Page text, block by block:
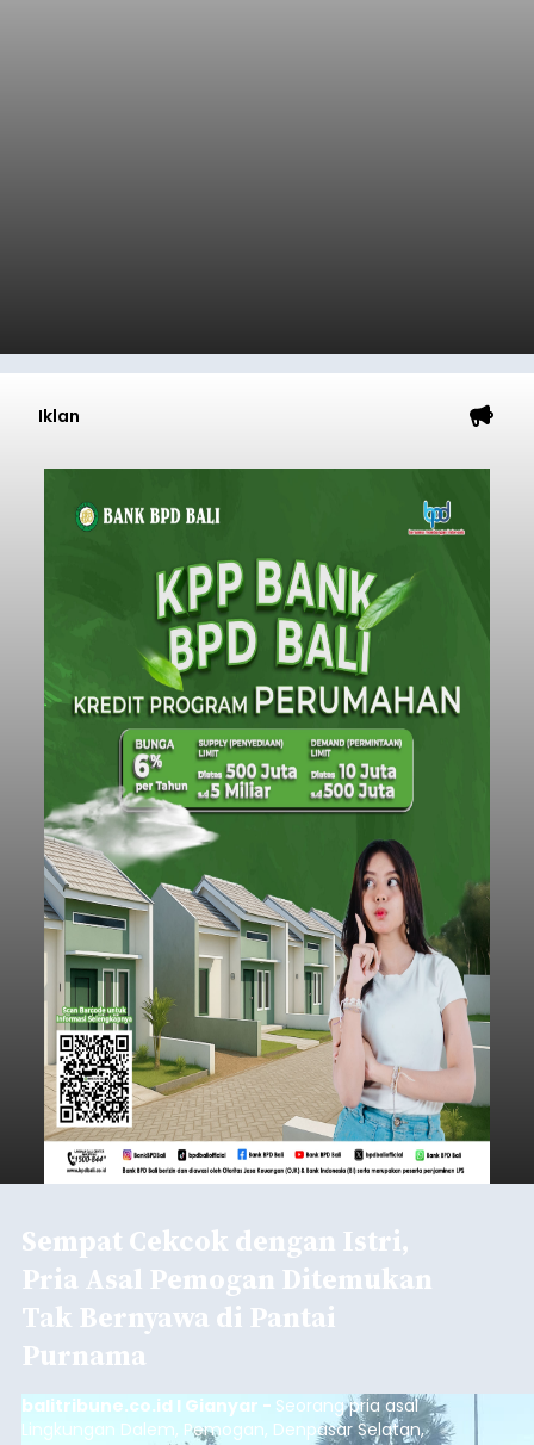
Iklan
Sempat Cekcok dengan Istri,
Pria Asal Pemogan Ditemukan
Tak Bernyawa di Pantai
Purnama
balitribune.co.id I Gianyar - Seorang pria asal
Lingkungan Dalem, Pemogan, Denpasar Selatan,